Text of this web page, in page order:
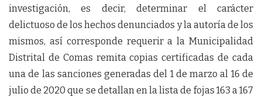
investigación, es decir, determinar el carácter
delictuoso de los hechos denunciados y la autoría de los
mismos, así corresponde requerir a la Municipalidad
Distrital de Comas remita copias certificadas de cada
una de las sanciones generadas del 1 de marzo al 16 de
julio de 2020 que se detallan en la lista de fojas 163 a 167